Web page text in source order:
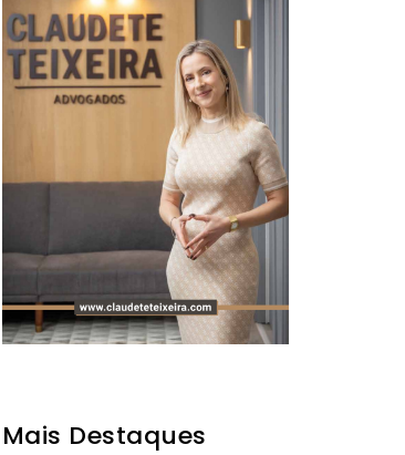
Mais Destaques